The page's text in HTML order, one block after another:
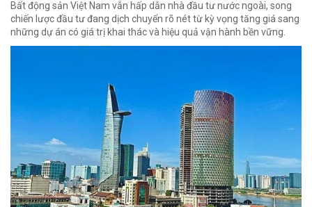
Bất động sản Việt Nam vẫn hấp dẫn nhà đầu tư nước ngoài, song
chiến lược đầu tư đang dịch chuyển rõ nét từ kỳ vọng tăng giá sang
những dự án có giá trị khai thác và hiệu quả vận hành bền vững.